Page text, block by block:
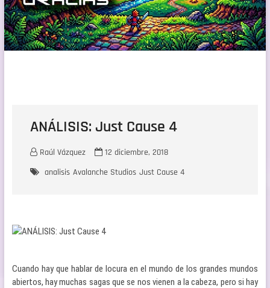
ANÁLISIS: Just Cause 4
Raúl Vázquez
12 diciembre, 2018
analisis Avalanche Studios Just Cause 4
Cuando hay que hablar de locura en el mundo de los grandes mundos
abiertos, hay muchas sagas que se nos vienen a la cabeza, pero si hay